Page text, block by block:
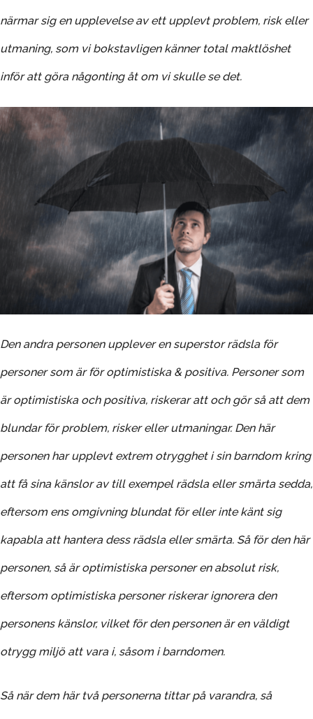
närmar sig en upplevelse av ett upplevt problem, risk eller
utmaning, som vi bokstavligen känner total maktlöshet
inför att göra någonting åt om vi skulle se det.
Den andra personen upplever en superstor rädsla för
personer som är för optimistiska & positiva. Personer som
är optimistiska och positiva, riskerar att och gör så att dem
blundar för problem, risker eller utmaningar. Den här
personen har upplevt extrem otrygghet i sin barndom kring
att få sina känslor av till exempel rädsla eller smärta sedda,
eftersom ens omgivning blundat för eller inte känt sig
kapabla att hantera dess rädsla eller smärta. Så för den här
personen, så är optimistiska personer en absolut risk,
eftersom optimistiska personer riskerar ignorera den
personens känslor, vilket för den personen är en väldigt
otrygg miljö att vara i, såsom i barndomen.
Så när dem här två personerna tittar på varandra, så